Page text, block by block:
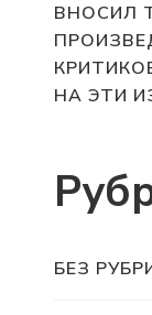
ВНОСИЛ
НА ЭТИ
БЕЗ